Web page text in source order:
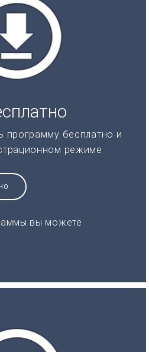
программу бесплатно и
режиме
вы можете